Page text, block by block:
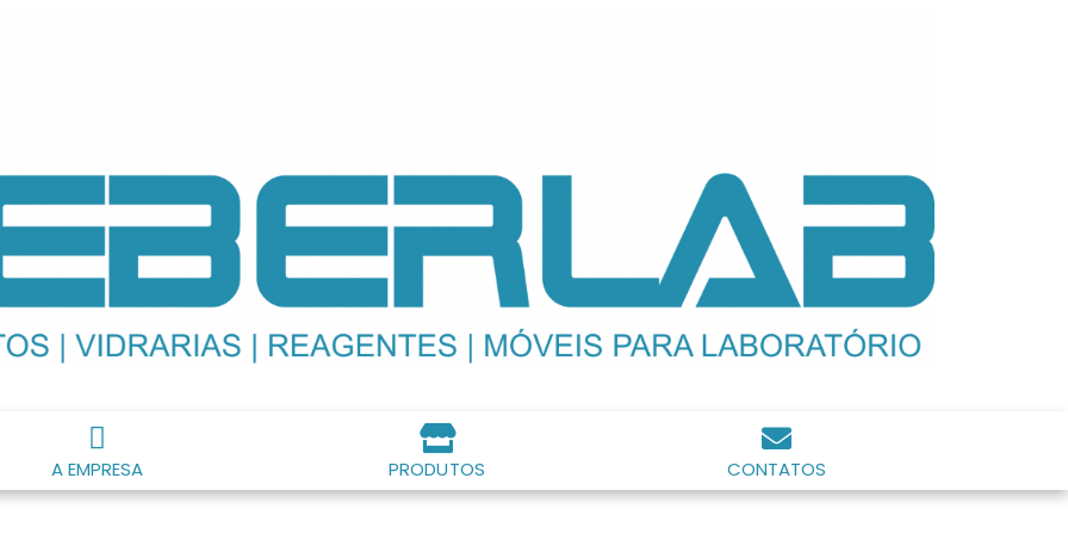
A EMPRESA PRODUTOS CONTATOS